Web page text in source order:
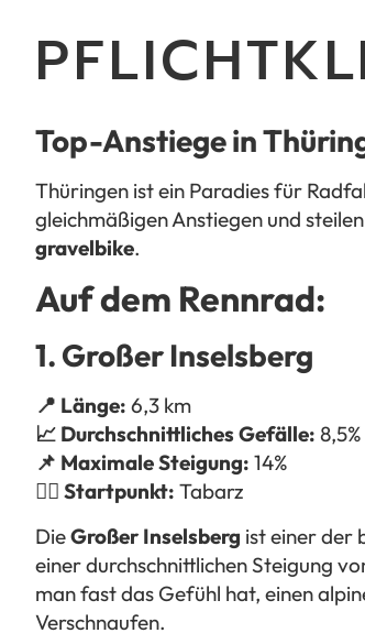
Top-Anstiege in
Thüringen ist ein Paradies für
gleichmäßigen Anstiegen und
gravelbike.
Auf dem Rennrad:
1. Großer Inselsberg
📍 Länge: 6,3 km
📈 Durchschnittliches Gefälle: 8,5%
📌 Maximale Steigung: 14%
🚴‍♂️ Startpunkt: Tabarz
DieGroßer Inselsberg ist einer der
einer durchschnittlichen Steigung
man fast das Gefühl hat, einen
Verschnaufen.